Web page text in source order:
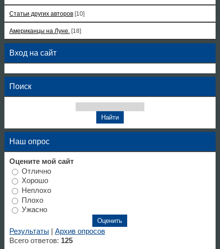
Статьи других авторов [10]
Американцы на Луне. [18]
Вход на сайт
Поиск
Наш опрос
Оцените мой сайт
Отлично
Хорошо
Неплохо
Плохо
Ужасно
Результаты
Архив опросов
Всего ответов: 125